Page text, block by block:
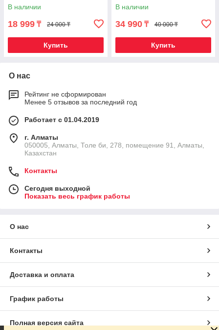
В наличии
18 999 ₸ 24 000 ₸
Купить
В наличии
34 990 ₸ 40 000 ₸
Купить
О нас
Рейтинг не сформирован
Менее 5 отзывов за последний год
Работает с 01.04.2019
г. Алматы
050005, Алматы, Толе би, 278, помещение 91, Алматы,
Казахстан
Контакты
Сегодня выходной
Показать весь график работы
О нас
Контакты
Доставка и оплата
График работы
Полная версия сайта